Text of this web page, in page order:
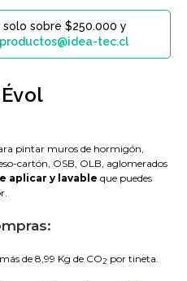
sobre $250.000 y
productos@idea-tec.cl
pintar muros de hormigón,
cartón, OSB, OLB, aglomerados
aplicar y lavable que puedes
de 8,99 Kg de CO2 por tineta.